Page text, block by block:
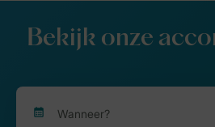
Bekijk onze